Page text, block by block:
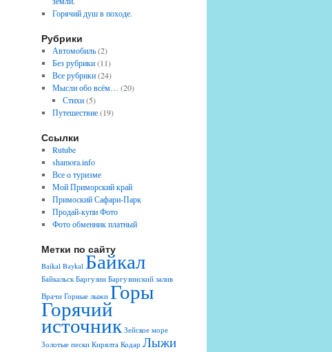
Горячий душ в походе.
Рубрики
Автомобиль(2)
Без рубрики(11)
Все рубрики(24)
Мысли обо всём… (20)
Стихи(5)
Путешествие(19)
Ссылки
Rutube
shamora.info
Все о туризме
Мой Приморский край
Примоский Сафари-Парк
Продай-купи Фото
Фото обменник платный
Метки по сайту
Baikal Baykal Байкал
Байкальск Баргузин Баргузинский залив
Врачи Горные лыжи Горы
Горячий
источник Зейское море
Золотые пески Кирялта Кодар Лыжи